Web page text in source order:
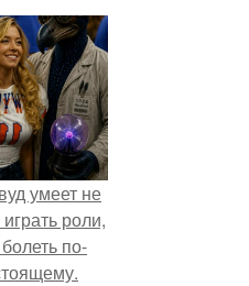
умеет не
роли,
по-